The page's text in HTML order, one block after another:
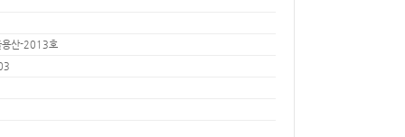
산-2013호